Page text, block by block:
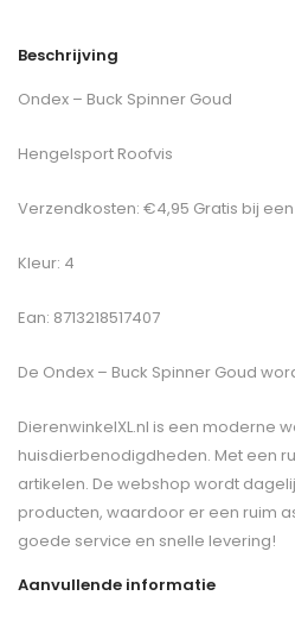
Beschrijving
Ondex – Buck Spinner Goud
Hengelsport Roofvis
Verzendkosten: €4,95 Gratis bij
Kleur: 4
Ean: 8713218517407
De Ondex – Buck Spinner Goud
DierenwinkelXL.nl is een moderne
huisdierbenodigdheden. Met een
artikelen. De webshop wordt
producten, waardoor er een ruim
goede service en snelle levering!
Aanvullende informatie